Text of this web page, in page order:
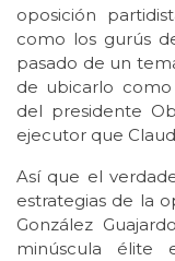
oposición
como los gurús
pasado de un
de ubicarlo
del presidente
ejecutor que
Así que el
estrategias de la
González
minúscula élite